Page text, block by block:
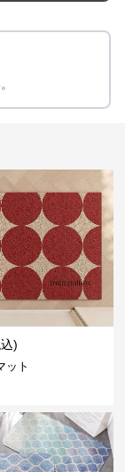
)
ット